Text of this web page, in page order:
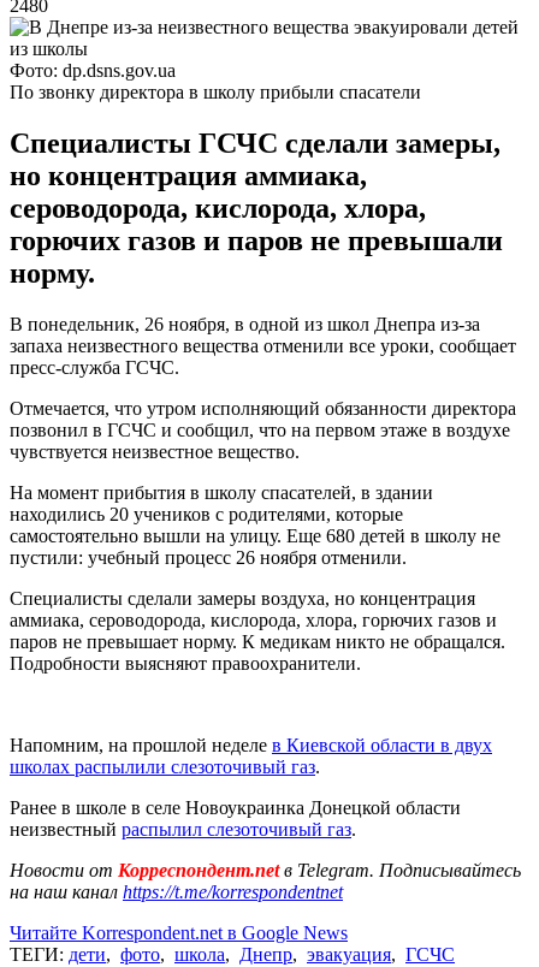
2480
Фото: dp.dsns.gov.ua
По звонку директора в школу прибыли спасатели
Специалисты ГСЧС сделали замеры,
но концентрация аммиака,
сероводорода, кислорода, хлора,
горючих газов и паров не превышали
норму.
В понедельник, 26 ноября, в одной из школ Днепра из-за
запаха неизвестного вещества отменили все уроки, сообщает
пресс-служба ГСЧС.
Отмечается, что утром исполняющий обязанности директора
позвонил в ГСЧС и сообщил, что на первом этаже в воздухе
чувствуется неизвестное вещество.
На момент прибытия в школу спасателей, в здании
находились 20 учеников с родителями, которые
самостоятельно вышли на улицу. Еще 680 детей в школу не
пустили: учебный процесс 26 ноября отменили.
Специалисты сделали замеры воздуха, но концентрация
аммиака, сероводорода, кислорода, хлора, горючих газов и
паров не превышает норму. К медикам никто не обращался.
Подробности выясняют правоохранители.
Напомним, на прошлой неделе в Киевской области в двух
школах распылили слезоточивый газ.
Ранее в школе в селе Новоукраинка Донецкой области
неизвестный распылил слезоточивый газ.
Новости от Корреспондент.netв Telegram. Подписывайтесь
на наш канал https://t.me/korrespondentnet
Читайте Korrespondent.net в Google News
ТЕГИ: дети, фото, школа, Днепр, эвакуация, ГСЧС